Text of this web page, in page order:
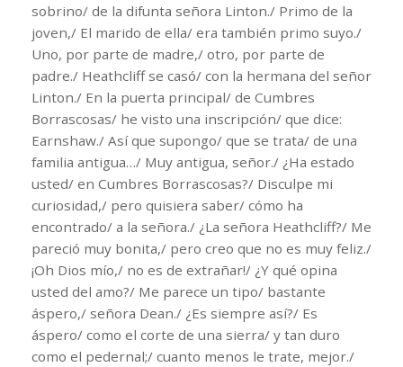
sobrino/ de la difunta señora Linton./ Primo de la
joven,/ El marido de ella/ era también primo suyo./
Uno, por parte de madre,/ otro, por parte de
padre./ Heathcliff se casó/ con la hermana del señor
Linton./ En la puerta principal/ de Cumbres
Borrascosas/ he visto una inscripción/ que dice:
Earnshaw./ Así que supongo/ que se trata/ de una
familia antigua…/ Muy antigua, señor./ ¿Ha estado
usted/ en Cumbres Borrascosas?/ Disculpe mi
curiosidad,/ pero quisiera saber/ cómo ha
encontrado/ a la señora./ ¿La señora Heathcliff?/ Me
pareció muy bonita,/ pero creo que no es muy feliz./
¡Oh Dios mío,/ no es de extrañar!/ ¿Y qué opina
usted del amo?/ Me parece un tipo/ bastante
áspero,/ señora Dean./ ¿Es siempre así?/ Es
áspero/ como el corte de una sierra/ y tan duro
como el pedernal;/ cuanto menos le trate, mejor./